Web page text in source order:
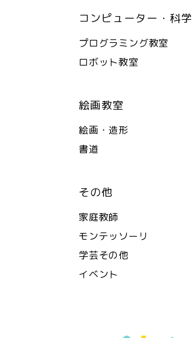
コンピューター・科学
プログラミング教室
ロボット教室
絵画教室
絵画・造形
書道
その他
家庭教師
モンテッソーリ
学芸その他
イベント